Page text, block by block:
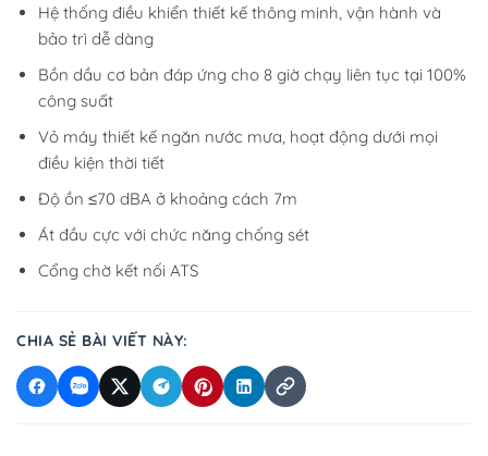
Hệ thống điều khiển thiết kế thông minh, vận hành và
bảo trì dễ dàng
Bồn dầu cơ bản đáp ứng cho 8 giờ chạy liên tục tại 100%
công suất
Vỏ máy thiết kế ngăn nước mưa, hoạt động dưới mọi
điều kiện thời tiết
Độ ồn ≤70 dBA ở khoảng cách 7m
Át đầu cực với chức năng chống sét
Cổng chờ kết nối ATS
CHIA SẺ BÀI VIẾT NÀY: